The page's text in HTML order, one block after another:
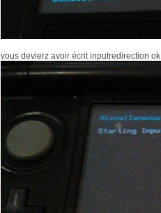
vous devierz avoir écrit inputredirection ok